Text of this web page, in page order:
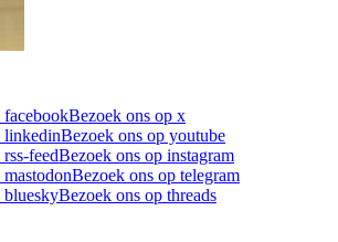
facebookBezoek ons op x
linkedinBezoek ons op youtube
feedBezoek ons op instagram
Bezoek ons op telegram
blueskyBezoek ons op threads